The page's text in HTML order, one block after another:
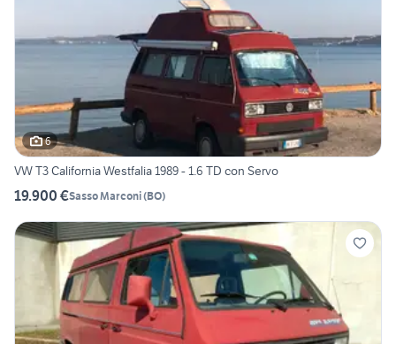
6
VW T3 California Westfalia 1989 - 1.6 TD con Servo
19.900 €Sasso Marconi(BO)